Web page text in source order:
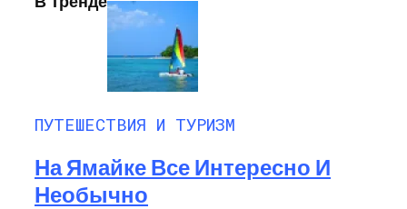
ПУТЕШЕСТВИЯ И ТУРИЗМ
На Ямайке Все Интересно И
Необычно